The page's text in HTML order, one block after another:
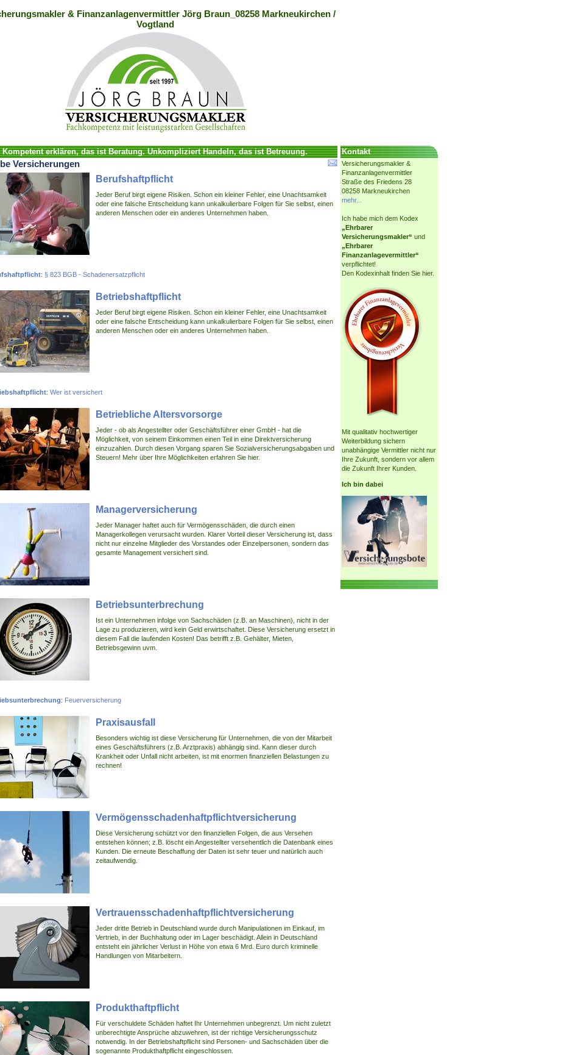
& Finanzanlagenvermittler Jörg Braun_08258 Markneukirchen /
Vogtland
Kompetent erklären, das ist Beratung. Unkompliziert Handeln, das ist Betreuung.
Versicherungen
Berufshaftpflicht
Jeder Beruf birgt eigene Risiken. Schon ein kleiner Fehler, eine Unachtsamkeit
oder eine falsche Entscheidung kann unkalkulierbare Folgen für Sie selbst, einen
anderen Menschen oder ein anderes Unternehmen haben.
: § 823 BGB - Schadenersatzpflicht
Betriebshaftpflicht
Jeder Beruf birgt eigene Risiken. Schon ein kleiner Fehler, eine Unachtsamkeit
oder eine falsche Entscheidung kann unkalkulierbare Folgen für Sie selbst, einen
anderen Menschen oder ein anderes Unternehmen haben.
: Wer ist versichert
Betriebliche Altersvorsorge
Jeder - ob als Angestellter oder Geschäftsführer einer GmbH - hat die
Möglichkeit, von seinem Einkommen einen Teil in eine Direktversicherung
einzuzahlen. Durch diesen Vorgang sparen Sie Sozialversicherungsabgaben und
Steuern! Mehr über Ihre Möglichkeiten erfahren Sie hier.
Managerversicherung
Jeder Manager haftet auch für Vermögensschäden, die durch einen
Managerkollegen verursacht wurden. Klarer Vorteil dieser Versicherung ist, dass
nicht nur einzelne Mitglieder des Vorstandes oder Einzelpersonen, sondern das
gesamte Management versichert sind.
Betriebsunterbrechung
Ist ein Unternehmen infolge von Sachschäden (z.B. an Maschinen), nicht in der
Lage zu produzieren, wird kein Geld erwirtschaftet. Diese Versicherung ersetzt in
diesem Fall die laufenden Kosten! Das betrifft z.B. Gehälter, Mieten,
Betriebsgewinn uvm.
: Feuerversicherung
Praxisausfall
Besonders wichtig ist diese Versicherung für Unternehmen, die von der Mitarbeit
eines Geschäftsführers (z.B. Arztpraxis) abhängig sind. Kann dieser durch
Krankheit oder Unfall nicht arbeiten, ist mit enormen finanziellen Belastungen zu
rechnen!
Vermögensschadenhaftpflichtversicherung
Diese Versicherung schützt vor den finanziellen Folgen, die aus Versehen
entstehen können; z.B. löscht ein Angestellter versehentlich die Datenbank eines
Kunden. Die erneute Beschaffung der Daten ist sehr teuer und natürlich auch
zeitaufwendig.
Vertrauensschadenhaftpflichtversicherung
Jeder dritte Betrieb in Deutschland wurde durch Manipulationen im Einkauf, im
Vertrieb, in der Buchhaltung oder im Lager beschädigt. Allein in Deutschland
entsteht ein jährlicher Verlust in Höhe von etwa 6 Mrd. Euro durch kriminelle
Handlungen von Mitarbeitern.
Produkthaftpflicht
Für verschuldete Schäden haftet Ihr Unternehmen unbegrenzt. Um nicht zuletzt
unberechtigte Ansprüche abzuwehren, ist der richtige Versicherungsschutz
notwendig. In der Betriebshaftpflicht sind Personen- und Sachschäden über die
sogenannte Produkthaftpflicht eingeschlossen.
Kontakt
Versicherungsmakler &
Finanzanlagenvermittler
Straße des Friedens 28
08258 Markneukirchen
mehr...
Ich habe mich dem Kodex
„Ehrbarer
Versicherungsmakler“ und
„Ehrbarer
Finanzanlagevermittler“
verpflichtet!
Den Kodexinhalt finden Sie hier.
Mit qualitativ hochwertiger
Weiterbildung sichern
unabhängige Vermittler nicht nur
Ihre Zukunft, sondern vor allem
die Zukunft Ihrer Kunden.
Ich bin dabei